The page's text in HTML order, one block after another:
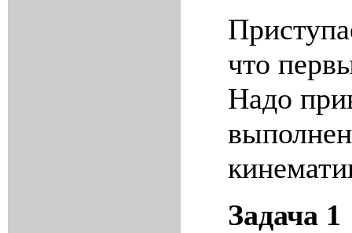
что
Надо
Задача 1